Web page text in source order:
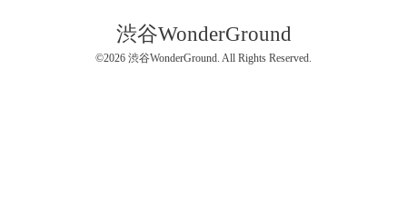
渋谷WonderGround
©2026 渋谷WonderGround. All Rights Reserved.